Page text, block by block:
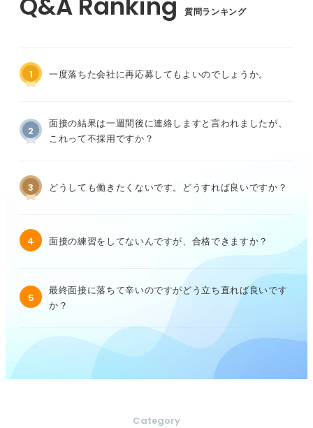
質問ランキング
1 一度落ちた会社に再応募してもよいのでしょうか。
2
面接の結果は一週間後に連絡しますと言われましたが、
これって不採用ですか？
3 どうしても働きたくないです。どうすれば良いですか？
4 面接の練習をしてないんですが、合格できますか？
5
最終面接に落ちて辛いのですがどう立ち直れば良いです
か？
Category